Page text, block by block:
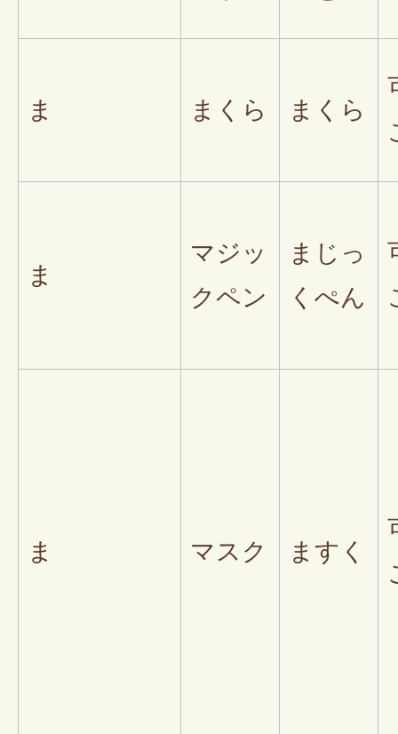
ま まくら まくら
ま
マジッ
クペン
まじっ
くぺん
ま マスク ますく